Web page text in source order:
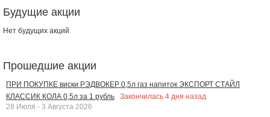
Будущие акции
Нет будущих акций
Прошедшие акции
ПРИ ПОКУПКЕ виски РЭДВОКЕР 0,5л газ напиток ЭКСПОРТ СТАЙЛ
КЛАССИК КОЛА 0,5л за 1 рубль
Закончилась 4 дня назад
28 Июля - 3 Августа 2026